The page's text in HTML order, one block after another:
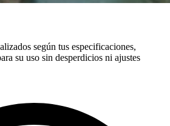
según tus especificaciones,
su uso sin desperdicios ni ajustes